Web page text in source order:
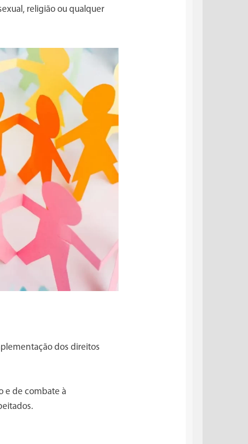
religião ou qualquer
dos direitos
e de combate à